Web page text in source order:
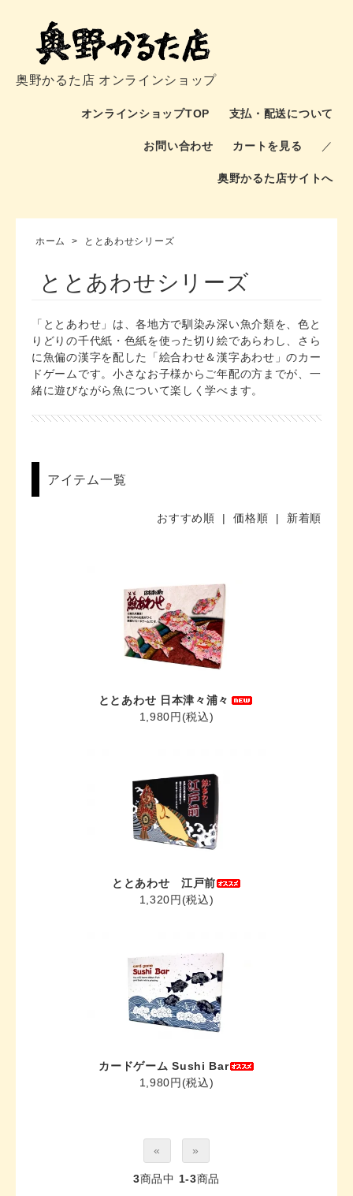
奥野かるた店 オンラインショップ
オンラインショップTOP 支払・配送について
お問い合わせ カートを見る ／
奥野かるた店サイトへ
ホーム > ととあわせシリーズ
ととあわせシリーズ
「ととあわせ」は、各地方で馴染み深い魚介類を、色と
りどりの千代紙・色紙を使った切り絵であらわし、さら
に魚偏の漢字を配した「絵合わせ＆漢字あわせ」のカー
ドゲームです。小さなお子様からご年配の方までが、一
緒に遊びながら魚について楽しく学べます。
アイテム一覧
おすすめ順 |価格順 | 新着順
ととあわせ 日本津々浦々
1,980円(税込)
ととあわせ 江戸前
1,320円(税込)
カードゲーム Sushi Bar
1,980円(税込)
« »
3商品中 1-3商品